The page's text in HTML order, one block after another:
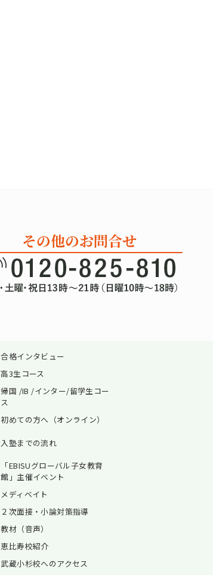
合格インタビュー
高3生コース
帰国 /IB /インター/留学生コー
ス
初めての方へ（オンライン）
入塾までの流れ
「EBISUグローバル子女教育
館」主催イベント
メディベイト
２次面接・小論対策指導
教材（音声）
恵比寿校紹介
武蔵小杉校へのアクセス